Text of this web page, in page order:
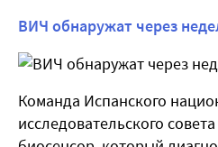
ВИЧ обнаружат через
Команда Испанского
исследовательского